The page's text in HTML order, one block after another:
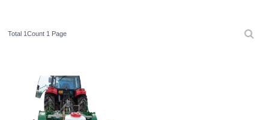
Total 1Count 1 Page